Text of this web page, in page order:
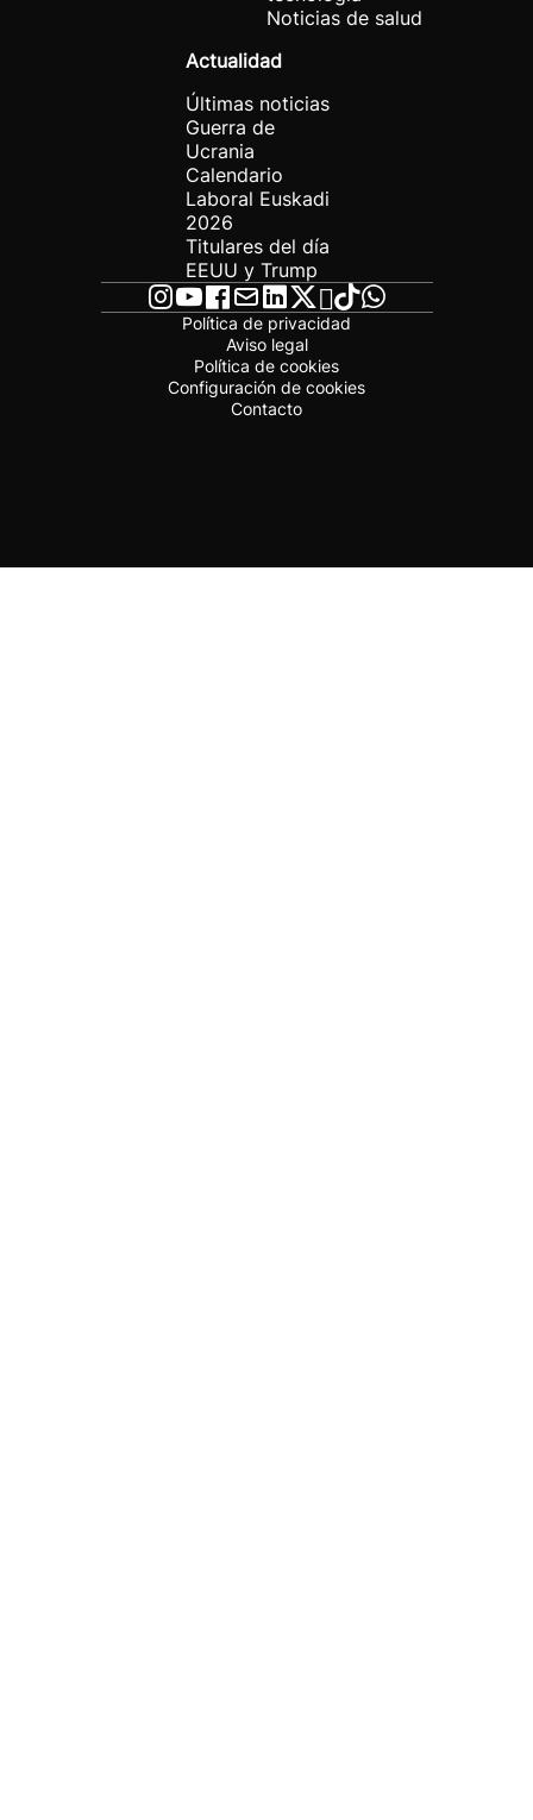
Noticias de salud
Actualidad
Últimas noticias
Guerra de
Ucrania
Calendario
Laboral Euskadi
2026
Titulares del día
EEUU y Trump
Política de privacidad
Aviso legal
Política de cookies
Configuración de cookies
Contacto